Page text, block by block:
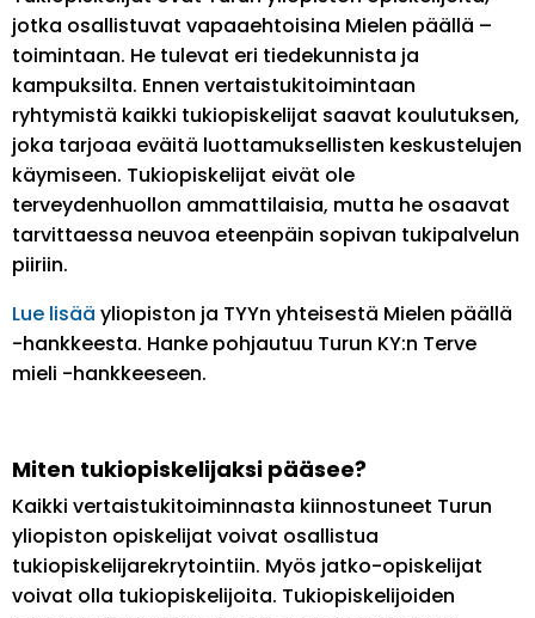
jotka osallistuvat vapaaehtoisina Mielen päällä –
toimintaan. He tulevat eri tiedekunnista ja
kampuksilta. Ennen vertaistukitoimintaan
ryhtymistä kaikki tukiopiskelijat saavat koulutuksen,
joka tarjoaa eväitä luottamuksellisten keskustelujen
käymiseen. Tukiopiskelijat eivät ole
terveydenhuollon ammattilaisia, mutta he osaavat
tarvittaessa neuvoa eteenpäin sopivan tukipalvelun
piiriin.
Lue lisää yliopiston ja TYYn yhteisestä Mielen päällä
-hankkeesta. Hanke pohjautuu Turun KY:n Terve
mieli -hankkeeseen.
Miten tukiopiskelijaksi pääsee?
Kaikki vertaistukitoiminnasta kiinnostuneet Turun
yliopiston opiskelijat voivat osallistua
tukiopiskelijarekrytointiin. Myös jatko-opiskelijat
voivat olla tukiopiskelijoita. Tukiopiskelijoiden